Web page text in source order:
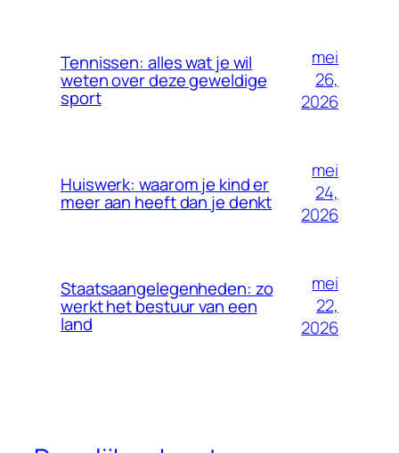
Tennissen: alles wat je wil
weten over deze geweldige
sport
mei
26,
2026
Huiswerk: waarom je kind er
meer aan heeft dan je denkt
mei
24,
2026
Staatsaangelegenheden: zo
werkt het bestuur van een
land
mei
22,
2026